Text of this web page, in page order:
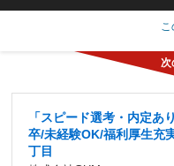
「スピード選考・内定
卒/未経験OK/福利厚生充
丁目